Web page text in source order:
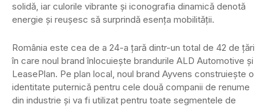
solidă, iar culorile vibrante și iconografia dinamică denotă
energie și reușesc să surprindă esența mobilității.
România este cea de a 24-a țară dintr-un total de 42 de țări
în care noul brand înlocuiește brandurile ALD Automotive și
LeasePlan. Pe plan local, noul brand Ayvens construiește o
identitate puternică pentru cele două companii de renume
din industrie și va fi utilizat pentru toate segmentele de